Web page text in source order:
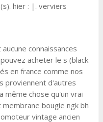
hier : |. verviers
aucune connaissances
acheter le s (black
en france comme nos
proviennent d'autres
même chose qu'un vrai
bougie ngk bh
vintage ancien